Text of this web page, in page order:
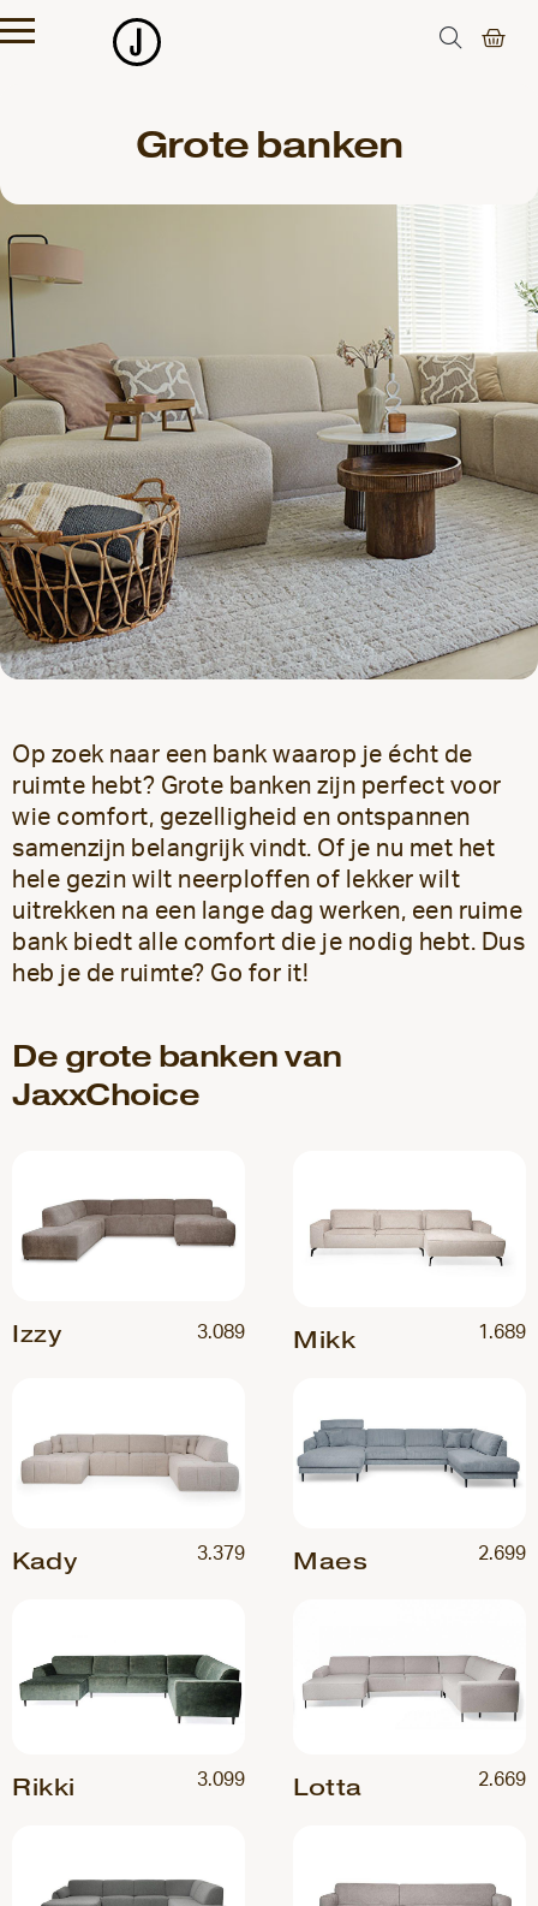
Grote banken
Op zoek naar een bank waarop je écht de
ruimte hebt? Grote banken zijn perfect voor
wie comfort, gezelligheid en ontspannen
samenzijn belangrijk vindt. Of je nu met het
hele gezin wilt neerploffen of lekker wilt
uitrekken na een lange dag werken, een ruime
bank biedt alle comfort die je nodig hebt. Dus
heb je de ruimte? Go for it!
De grote banken van
JaxxChoice
Izzy 3.089 Mikk 1.689
Kady 3.379 Maes 2.699
Rikki 3.099 Lotta 2.669